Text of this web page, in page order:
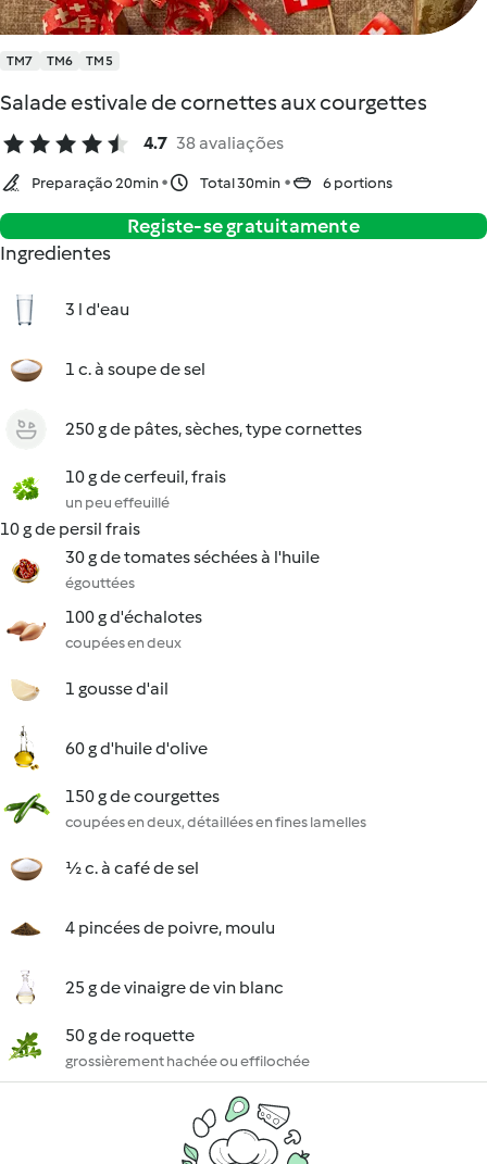
TM7 TM6 TM5
Salade estivale de cornettes aux courgettes
4.7 38 avaliações
Preparação 20min Total 30min 6 portions
Registe-se gratuitamente
Ingredientes
3 l d'eau
1 c. à soupe de sel
250 g de pâtes, sèches, type cornettes
10 g de cerfeuil, frais
un peu effeuillé
10 g de persil frais
30 g de tomates séchées à l'huile
égouttées
100 g d'échalotes
coupées en deux
1 gousse d'ail
60 g d'huile d'olive
150 g de courgettes
coupées en deux, détaillées en fines lamelles
½ c. à café de sel
4 pincées de poivre, moulu
25 g de vinaigre de vin blanc
50 g de roquette
grossièrement hachée ou effilochée